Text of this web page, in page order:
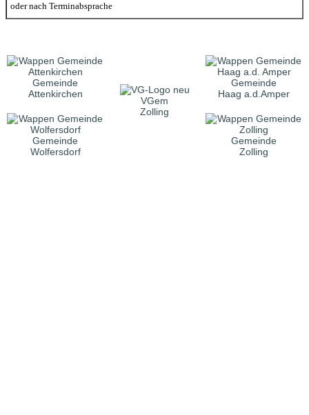
oder nach Terminabsprache
Gemeinde
Attenkirchen
VGem
Zolling
Gemeinde
Haag a.d.Amper
Gemeinde
Wolfersdorf
Gemeinde
Zolling